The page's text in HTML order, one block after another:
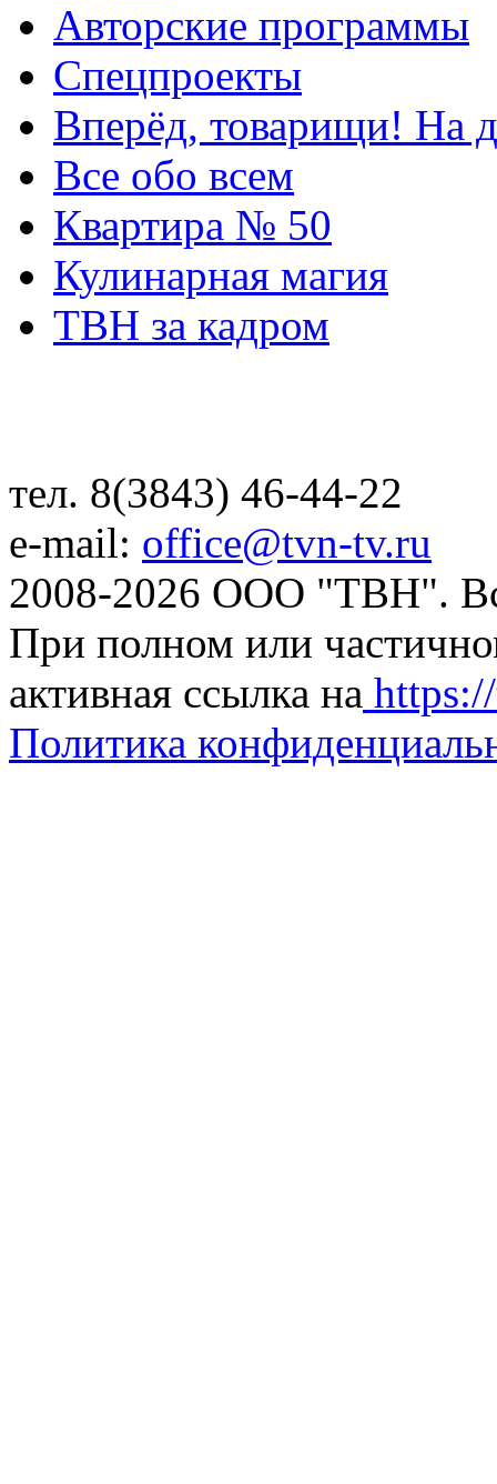
Авторские программы
Спецпроекты
Вперёд, товарищи! На
Все обо всем
Квартира № 50
Кулинарная магия
ТВН за кадром
тел. 8(3843) 46-44-22
e-mail: office@tvn-tv.ru
2008-2026 ООО "ТВН".
При полном или
активная ссылка на
Политика